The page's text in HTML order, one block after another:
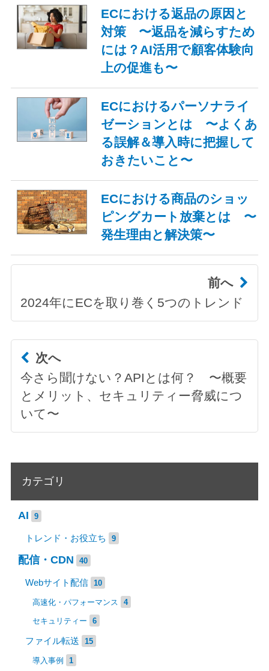
ECにおける返品の原因と
対策 〜返品を減らすため
には？AI活用で顧客体験向
上の促進も〜
ECにおけるパーソナライ
ゼーションとは 〜よくあ
る誤解＆導入時に把握して
おきたいこと〜
ECにおける商品のショッ
ピングカート放棄とは 〜
発生理由と解決策〜
前へ
2024年にECを取り巻く5つのトレンド
次へ
今さら聞けない？APIとは何？ 〜概要
とメリット、セキュリティー脅威につ
いて〜
カテゴリ
AI 9
トレンド・お役立ち 9
配信・CDN 40
Webサイト配信 10
高速化・パフォーマンス 4
セキュリティー 6
ファイル転送 15
導入事例 1